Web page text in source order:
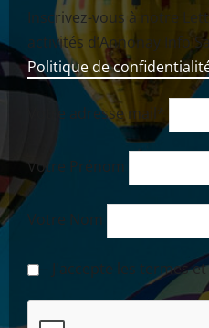
Inscrivez-vous à notre
activités d’Annonay Info
Politique de
Votre adresse mail*
Votre Prénom
Votre Nom
-- J'accepte les termes